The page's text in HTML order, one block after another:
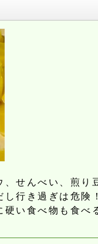
、せんべい、煎
行き過ぎは危険
い食べ物も食べ